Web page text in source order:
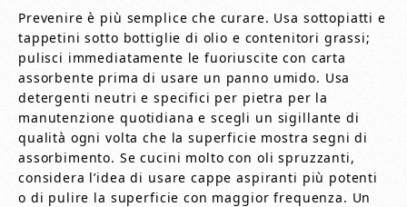
Prevenire è più semplice che curare. Usa sottopiatti e
tappetini sotto bottiglie di olio e contenitori grassi;
pulisci immediatamente le fuoriuscite con carta
assorbente prima di usare un panno umido. Usa
detergenti neutri e specifici per pietra per la
manutenzione quotidiana e scegli un sigillante di
qualità ogni volta che la superficie mostra segni di
assorbimento. Se cucini molto con oli spruzzanti,
considera l’idea di usare cappe aspiranti più potenti
o di pulire la superficie con maggior frequenza. Un